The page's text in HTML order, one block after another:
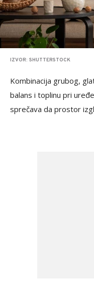
IZVOR: SHUTTERSTOCK
Kombinacija grubog,
balans i toplinu pri
sprečava da prostor